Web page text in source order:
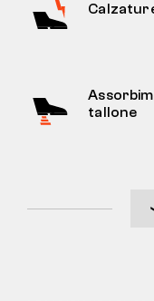
tallone